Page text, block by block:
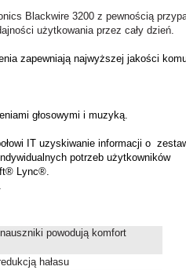
Blackwire 3200 z pewnością
użytkowania przez cały dzień.
zapewniają najwyższej jakości
głosowymi i muzyką.
IT uzyskiwanie informacji o
potrzeb użytkowników
Lync®.
powodują komfort
hałasu